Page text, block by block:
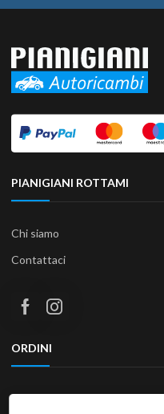
PIANIGIANI ROTTAMI
Chi siamo
Contattaci
ORDINI
Termini e condizioni